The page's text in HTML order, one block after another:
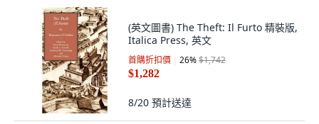
(英文圖書) The Theft: Il Furto 精裝版,
Italica Press, 英文
首購折扣價 26%$1,742
$1,282
8/20 預計送達